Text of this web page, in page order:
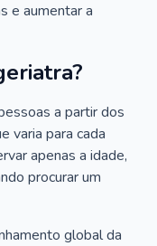
e aumentar a
a partir dos
varia para cada
apenas a idade,
procurar um
global da